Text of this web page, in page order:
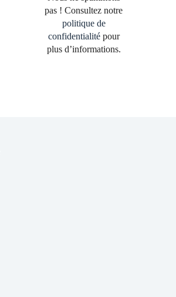
pas ! Consultez notre
politique de
confidentialitépour
plus d’informations.